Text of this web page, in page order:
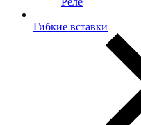
Гибкие вставки